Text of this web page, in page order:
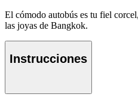
El cómodo autobús es tu fiel
las joyas de Bangkok.
Instrucciones